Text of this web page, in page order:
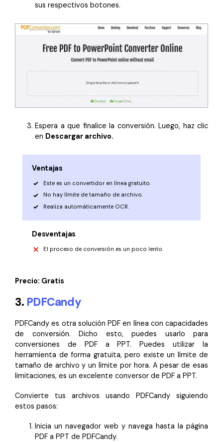
sus respectivos botones.
Espera a que finalice la conversión. Luego, haz clic
en Descargar archivo.
Ventajas
Este es un convertidor en línea gratuito.
No hay límite de tamaño de archivo.
Realiza automáticamente OCR.
Desventajas
El proceso de conversión es un poco lento.
Precio: Gratis
3. PDFCandy
PDFCandy es otra solución PDF en línea con capacidades
de conversión. Dicho esto, puedes usarlo para
conversiones de PDF a PPT. Puedes utilizar la
herramienta de forma gratuita, pero existe un límite de
tamaño de archivo y un límite por hora. A pesar de esas
limitaciones, es un excelente conversor de PDF a PPT.
Convierte tus archivos usando PDFCandy siguiendo
estos pasos:
Inicia un navegador web y navega hasta la página
PDF a PPT de PDFCandy.